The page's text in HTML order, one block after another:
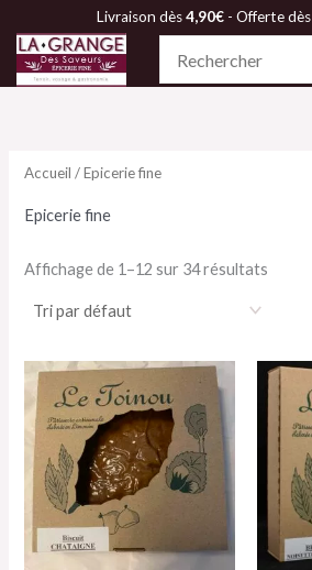
contenu
Livraison dès4,90€- Offerte dès
Accueil / Epicerie fine
Epicerie fine
Affichage de 1–12 sur 34 résultats